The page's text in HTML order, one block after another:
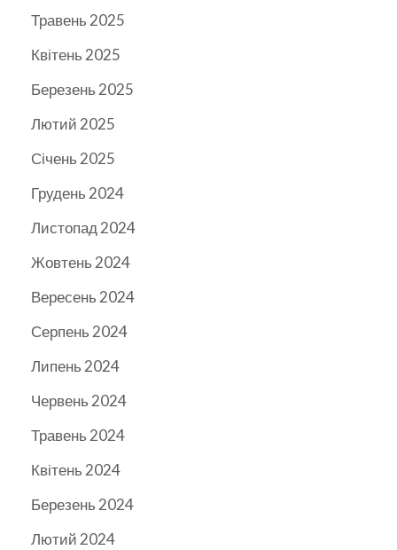
Травень 2025
Квітень 2025
Березень 2025
Лютий 2025
Січень 2025
Грудень 2024
Листопад 2024
Жовтень 2024
Вересень 2024
Серпень 2024
Липень 2024
Червень 2024
Травень 2024
Квітень 2024
Березень 2024
Лютий 2024